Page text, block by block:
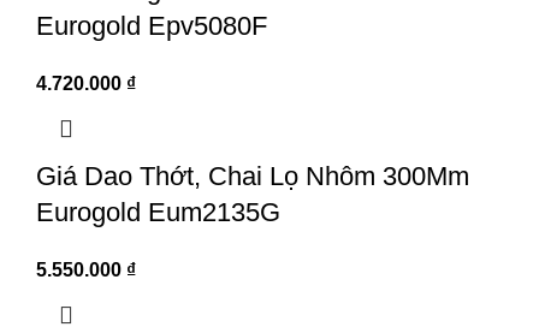
Eurogold Epv5080F
4.720.000 ₫
Giá Dao Thớt, Chai Lọ Nhôm 300Mm
Eurogold Eum2135G
5.550.000 ₫